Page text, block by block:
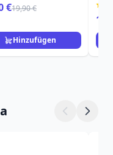
€19,90 €
Hinzufügen